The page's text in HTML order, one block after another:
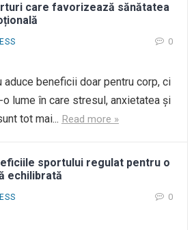
care favorizează sănătatea
0
beneficii doar pentru corp, ci
lume în care stresul, anxietatea și
tot mai... Read more »
sportului regulat pentru o
echilibrată
0